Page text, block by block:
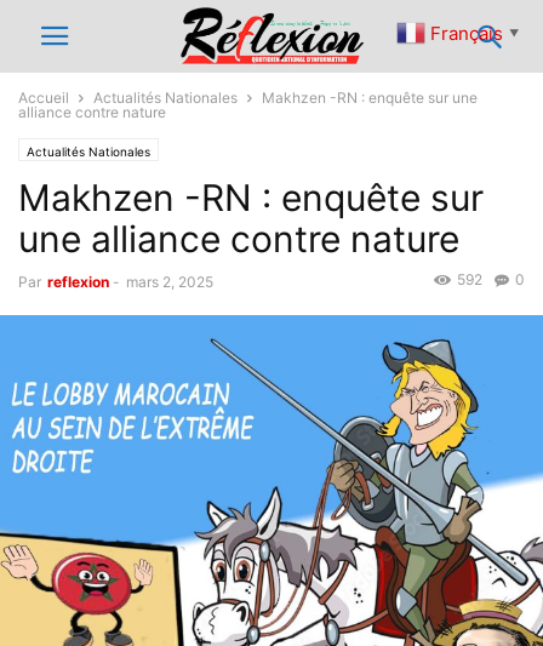
Accueil Actualités Nationales
Makhzen -RN : enquête sur une
alliance contre nature
Actualités Nationales
Makhzen -RN : enquête sur
une alliance contre nature
Par reflexion - mars 2, 2025 0
592
Français ▼